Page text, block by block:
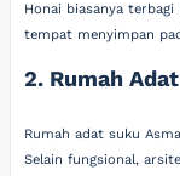
Honai biasanya
tempat menyimpan
2. Rumah
Rumah adat suku
Selain fungsional,